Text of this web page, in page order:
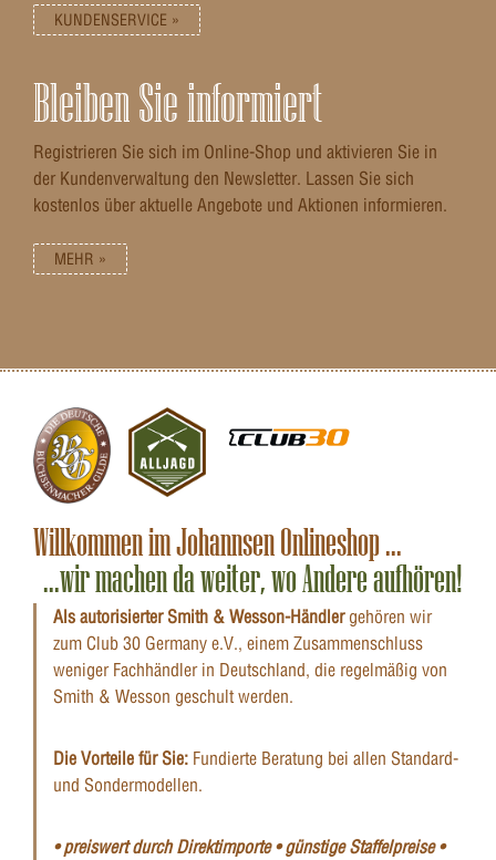
KUNDENSERVICE »
Bleiben Sie informiert
Registrieren Sie sich im Online-Shop und aktivieren Sie in
der Kundenverwaltung den Newsletter. Lassen Sie sich
kostenlos über aktuelle Angebote und Aktionen informieren.
MEHR »
Willkommen im Johannsen Onlineshop ...
...wir machen da weiter, wo Andere aufhören!
Als autorisierter Smith & Wesson-Händlergehören wir
zum Club 30 Germany e.V., einem Zusammenschluss
weniger Fachhändler in Deutschland, die regelmäßig von
Smith & Wesson geschult werden.
Die Vorteile für Sie: Fundierte Beratung bei allen Standard-
und Sondermodellen.
• preiswert durch Direktimporte • günstige Staffelpreise •